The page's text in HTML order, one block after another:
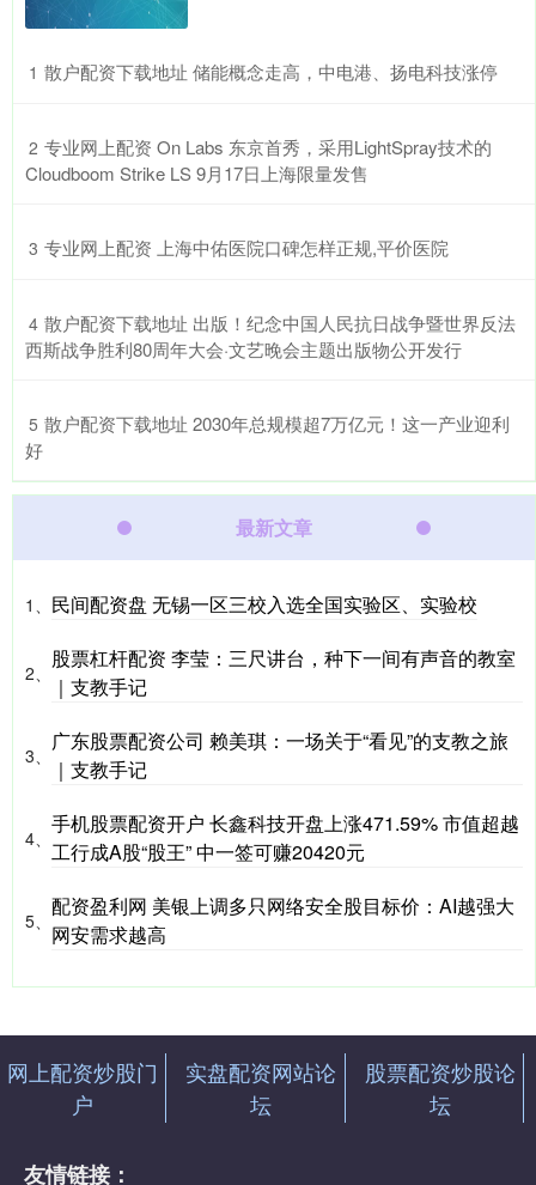
1 ​散户配资下载地址 储能概念走高，中电港、扬电科技涨停
2 ​专业网上配资 On Labs 东京首秀，采用LightSpray技术的
Cloudboom Strike LS 9月17日上海限量发售
3 ​专业网上配资 上海中佑医院口碑怎样正规,平价医院
4 ​散户配资下载地址 出版！纪念中国人民抗日战争暨世界反法
西斯战争胜利80周年大会·文艺晚会主题出版物公开发行
5 ​散户配资下载地址 2030年总规模超7万亿元！这一产业迎利
好
最新文章
1、 民间配资盘 无锡一区三校入选全国实验区、实验校
2、
股票杠杆配资 李莹：三尺讲台，种下一间有声音的教室
｜支教手记
3、
广东股票配资公司 赖美琪：一场关于“看见”的支教之旅
｜支教手记
4、
手机股票配资开户 长鑫科技开盘上涨471.59% 市值超越
工行成A股“股王” 中一签可赚20420元
5、
配资盈利网 美银上调多只网络安全股目标价：AI越强大
网安需求越高
网上配资炒股门
户
实盘配资网站论
坛
股票配资炒股论
坛
友情链接：